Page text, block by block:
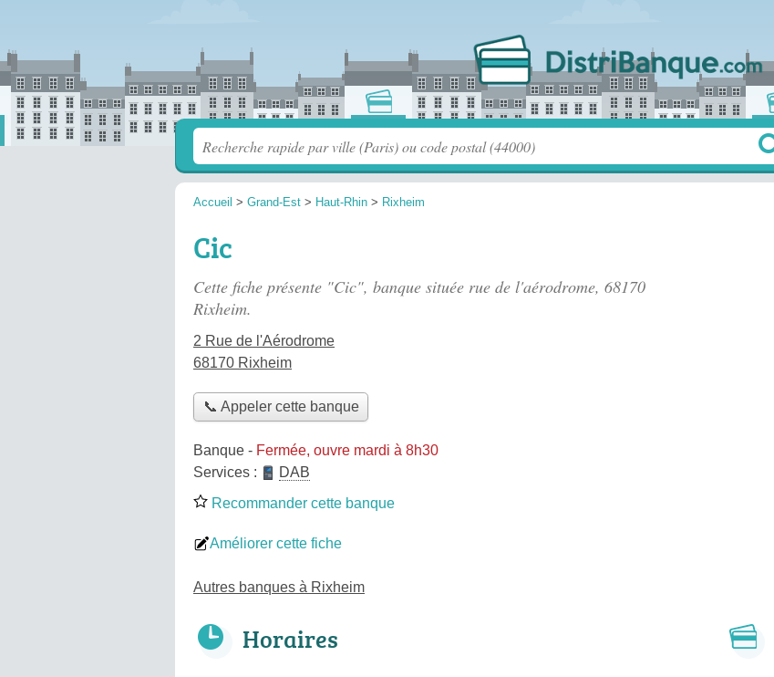
Accueil > Grand-Est > Haut-Rhin > Rixheim
Cic
Cette fiche présente "Cic", banque située rue de l'aérodrome, 68170
Rixheim.
2 Rue de l'Aérodrome
68170 Rixheim
📞 Appeler cette banque
Banque - Fermée, ouvre mardi à 8h30
Services :
DAB
Recommander cette banque
Améliorer cette fiche
Autres banques à Rixheim
Horaires